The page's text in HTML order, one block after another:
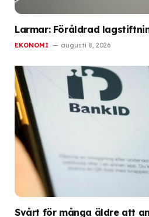
Larmar: Föråldrad
EKONOMI augusti 8, 2026
Svårt för många äldre att